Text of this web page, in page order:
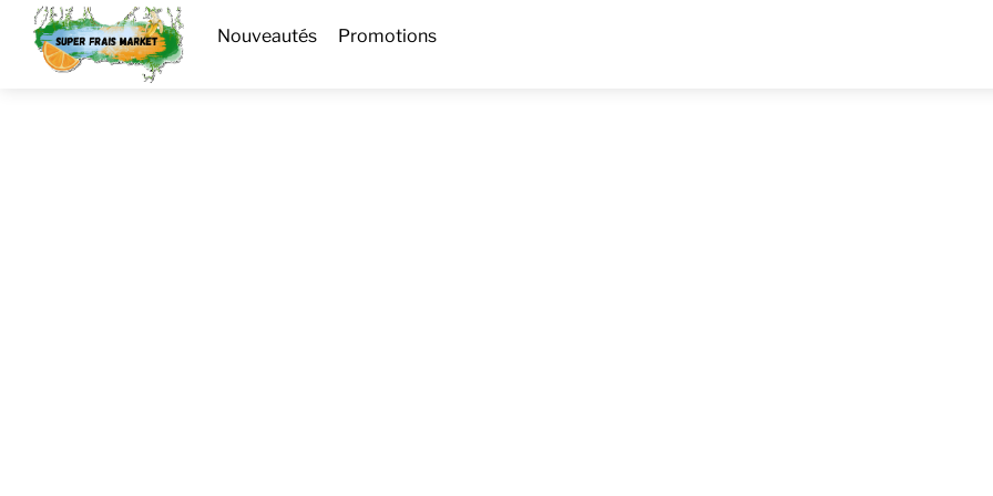
Skip
content
Menu
Nouveautés
Promotions